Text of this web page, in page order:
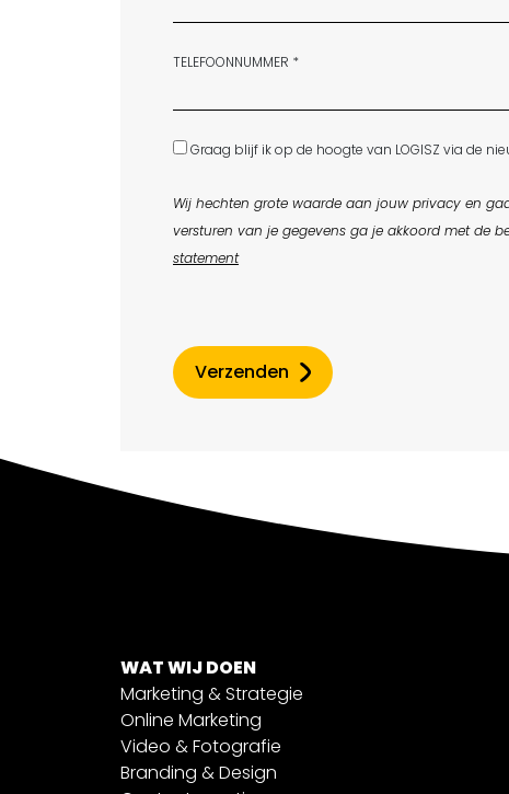
TELEFOONNUMMER *
Graag blijf ik op de hoogte van LOGISZ via de
Wij hechten grote waarde aan jouw privacy en
versturen van je gegevens ga je akkoord met de
statement
Verzenden
WAT WIJ DOEN
Marketing & Strategie
Online Marketing
Video & Fotografie
Branding & Design